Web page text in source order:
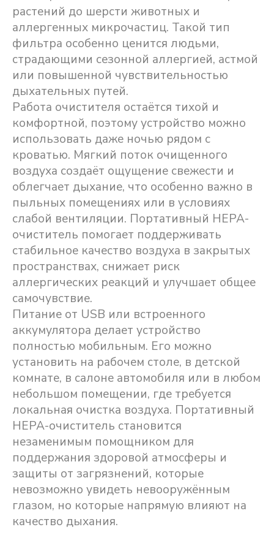
растений до шерсти животных и
аллергенных микрочастиц. Такой тип
фильтра особенно ценится людьми,
страдающими сезонной аллергией, астмой
или повышенной чувствительностью
дыхательных путей.
Работа очистителя остаётся тихой и
комфортной, поэтому устройство можно
использовать даже ночью рядом с
кроватью. Мягкий поток очищенного
воздуха создаёт ощущение свежести и
облегчает дыхание, что особенно важно в
пыльных помещениях или в условиях
слабой вентиляции. Портативный HEPA-
очиститель помогает поддерживать
стабильное качество воздуха в закрытых
пространствах, снижает риск
аллергических реакций и улучшает общее
самочувствие.
Питание от USB или встроенного
аккумулятора делает устройство
полностью мобильным. Его можно
установить на рабочем столе, в детской
комнате, в салоне автомобиля или в любом
небольшом помещении, где требуется
локальная очистка воздуха. Портативный
HEPA-очиститель становится
незаменимым помощником для
поддержания здоровой атмосферы и
защиты от загрязнений, которые
невозможно увидеть невооружённым
глазом, но которые напрямую влияют на
качество дыхания.